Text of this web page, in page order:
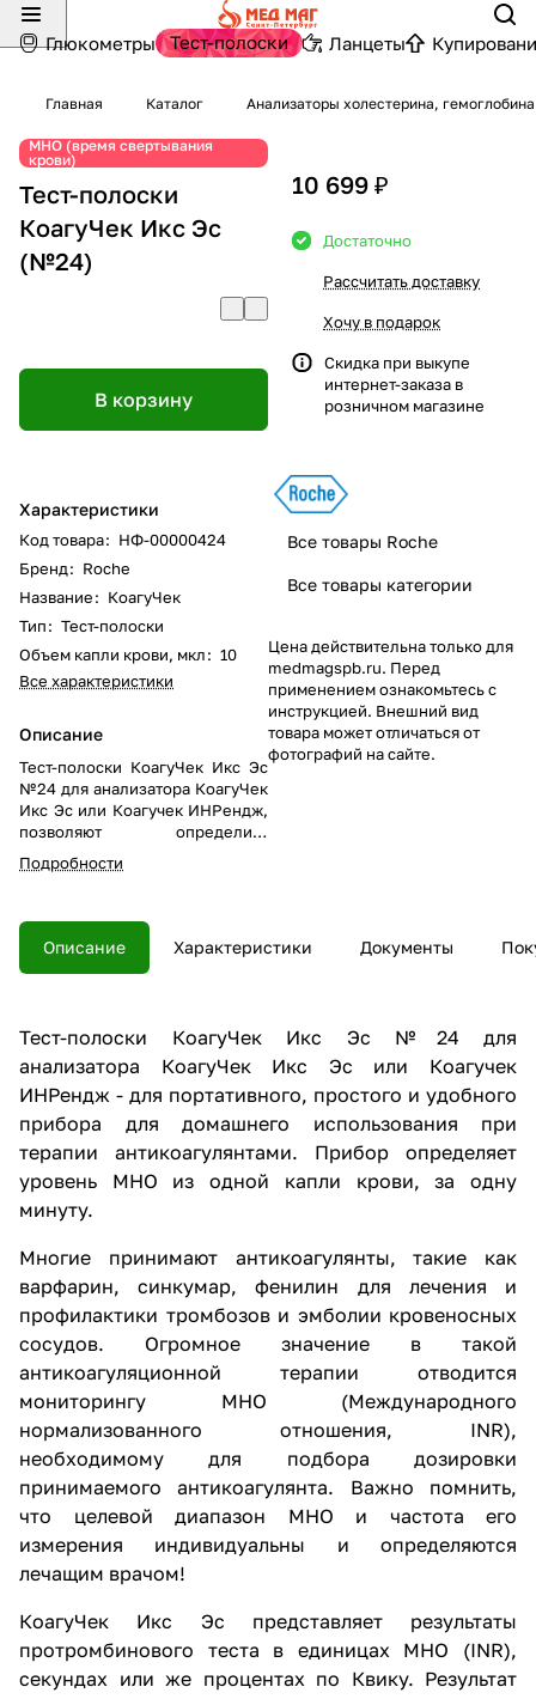
Глюкометры Тест-полоски Ланцеты
Главная Каталог Анализаторы холестерина,
МНО (время свертывания
крови)
Тест-полоски
КоагуЧек Икс Эс
(№24)
В корзину
Характеристики
Код товара: НФ-00000424
Бренд: Roche
Название: КоагуЧек
Тип: Тест-полоски
Объем капли крови, мкл: 10
Все характеристики
Описание
Тест-полоски КоагуЧек Икс Эс
№24 для анализатора КоагуЧек
Икс Эс или Коагучек ИНРендж,
позволяют определить
значение коагуляции
протромбинового времени (ПВ)
МНО в домашних условиях.
Подробности
10 699 ₽
Достаточно
Рассчитать доставку
Хочу в подарок
Скидка при выкупе
интернет-заказа в
розничном магазине
Все товары Roche
Все товары категории
Цена действительна только для
medmagspb.ru. Перед
применением ознакомьтесь с
инструкцией. Внешний вид
товара может отличаться от
фотографий на сайте.
Описание Характеристики Документы
Тест-полоски КоагуЧек Икс Эс №24 для
анализатора КоагуЧек Икс Эс или Коагучек
ИНРендж - для портативного, простого и удобного
прибора для домашнего использования при
терапии антикоагулянтами. Прибор определяет
уровень МНО из одной капли крови, за одну
минуту.
Многие принимают антикоагулянты, такие как
варфарин, синкумар, фенилин для лечения и
профилактики тромбозов и эмболии кровеносных
сосудов. Огромное значение в такой
антикоагуляционной терапии отводится
мониторингу МНО (Международного
нормализованного отношения, INR),
необходимому для подбора дозировки
принимаемого антикоагулянта. Важно помнить,
что целевой диапазон МНО и частота его
измерения индивидуальны и определяются
лечащим врачом!
КоагуЧек Икс Эс представляет результаты
протромбинового теста в единицах МНО (INR),
секундах или же процентах по Квику. Результат